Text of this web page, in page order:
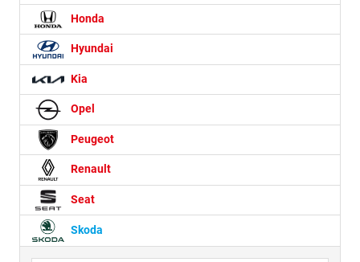
Honda
Hyundai
Kia
Opel
Peugeot
Renault
Seat
Skoda